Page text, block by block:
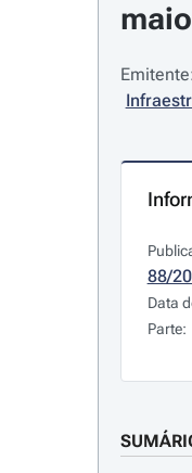
maio
88/
Data
Parte: